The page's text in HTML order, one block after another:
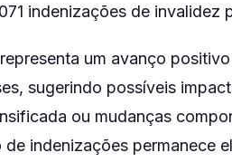
indenizações de invalidez
um avanço
sugerindo possíveis
ou mudanças
indenizações permanece